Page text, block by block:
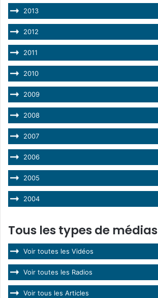
2013
2012
2011
2010
2009
2008
2007
2006
2005
2004
Tous les types de médias
Voir toutes les Vidéos
Voir toutes les Radios
Voir tous les Articles